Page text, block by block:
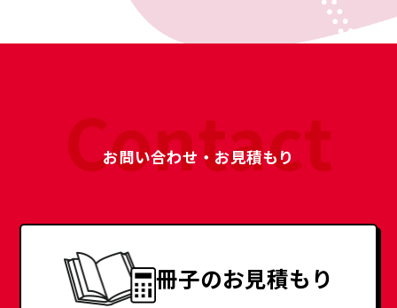
お問い合わせ・お見積もり
Contact
冊子のお見積もり